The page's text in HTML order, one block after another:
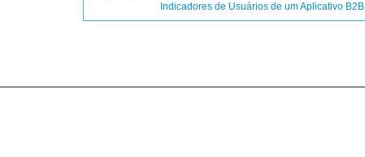
Indicadores de Usuários de um Aplicativo B2B